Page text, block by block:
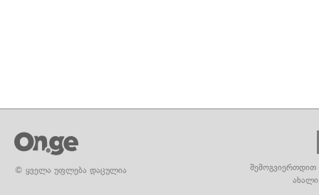
© ყველა უფლება დაცულია
შემოგვიერთდით
ახალი